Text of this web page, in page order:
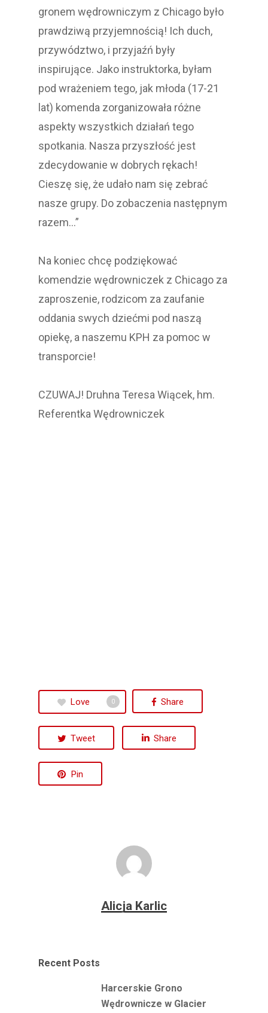
gronem wędrowniczym z Chicago było
prawdziwą przyjemnością! Ich duch,
przywództwo, i przyjaźń były
inspirujące. Jako instruktorka, byłam
pod wrażeniem tego, jak młoda (17-21
lat) komenda zorganizowała różne
aspekty wszystkich działań tego
spotkania. Nasza przyszłość jest
zdecydowanie w dobrych rękach!
Cieszę się, że udało nam się zebrać
nasze grupy. Do zobaczenia następnym
razem…”
Na koniec chcę podziękować
komendzie wędrowniczek z Chicago za
zaproszenie, rodzicom za zaufanie
oddania swych dziećmi pod naszą
opiekę, a naszemu KPH za pomoc w
transporcie!
CZUWAJ! Druhna Teresa Wiącek, hm.
Referentka Wędrowniczek
Love 0 Share
Tweet Share
Pin
Alicja Karlic
Recent Posts
Harcerskie Grono
Wędrownicze w Glacier